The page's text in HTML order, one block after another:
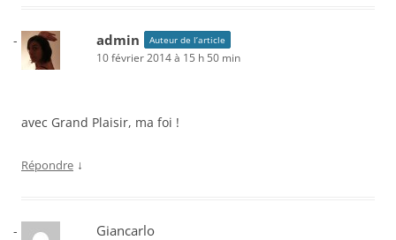
admin Auteur de l’article
10 février 2014 à 15 h 50 min
avec Grand Plaisir, ma foi !
Répondre ↓
Giancarlo